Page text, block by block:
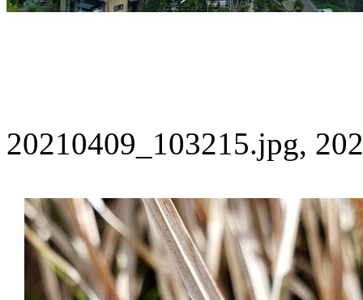
20210409_103215.jpg,